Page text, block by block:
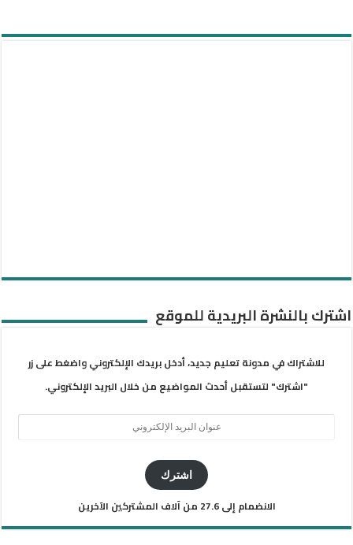
اشترك بالنشرة البريدية للموقع
للاشتراك في مدونة تعليم جديد، أدخل بريدك الإلكتروني واضغط على زر
"اشترك" لتستقبل أحدث المواضيع من خلال البريد الإلكتروني.
اشترك
الانضمام إلى 27.6 من آلاف المشتركين الآخرين